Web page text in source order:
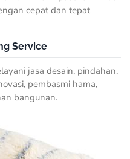
cepat dan tepat
Service
jasa desain, pindahan,
pembasmi hama,
bangunan.